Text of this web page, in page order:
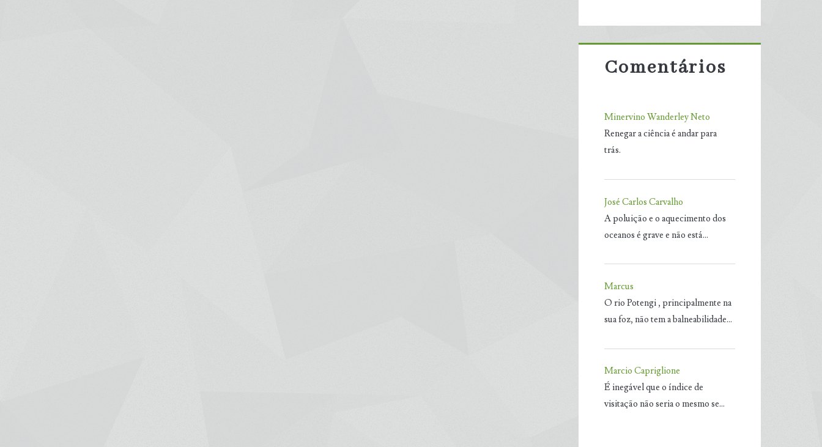
Comentários
Minervino Wanderley Neto
Renegar a ciência é andar para
trás.
José Carlos Carvalho
A poluição e o aquecimento dos
oceanos é grave e não está…
Marcus
O rio Potengi , principalmente na
sua foz, não tem a balneabilidade…
Marcio Capriglione
É inegável que o índice de
visitação não seria o mesmo se…